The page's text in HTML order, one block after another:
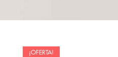
¡OFERTA!